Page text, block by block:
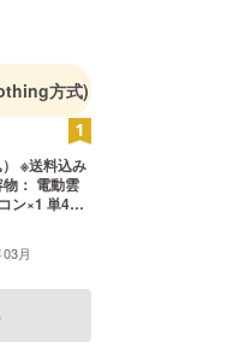
弊社の
方式)
※送料込み
物： 電動雲
ン×1 単4形
ーブル×1
国・地域か
となり、中
します。日
月